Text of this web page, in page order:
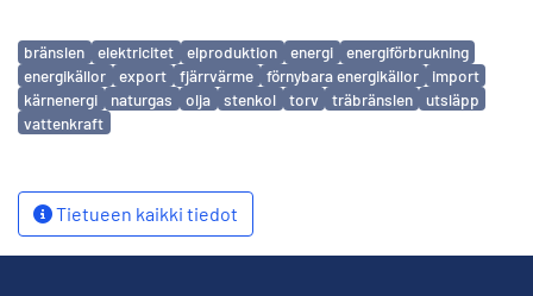
Avainsanat
bränslen elektricitet elproduktion energi
energiförbrukning
energikällor
export fjärrvärme förnybara energikällor
import
kärnenergi
naturgas olja stenkol torv träbränslen
utsläpp
vattenkraft
Tietueen kaikki tiedot